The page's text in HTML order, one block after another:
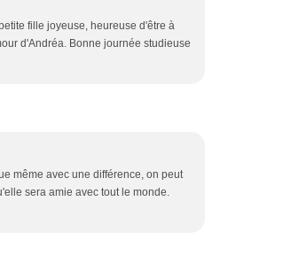
fille joyeuse, heureuse d'être à
d'Andréa. Bonne journée studieuse
même avec une différence, on peut
sera amie avec tout le monde.